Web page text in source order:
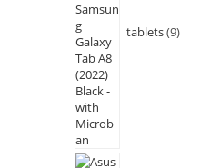
tablets 9